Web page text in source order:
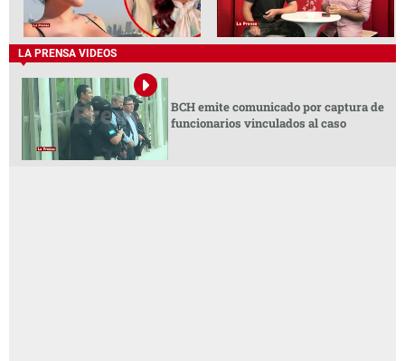
LA PRENSA VIDEOS
BCH emite comunicado por captura de
funcionarios vinculados al caso